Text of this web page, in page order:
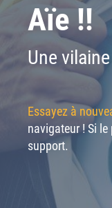
Aïe !!
Une
Essayez à
navigateur ! Si
support.